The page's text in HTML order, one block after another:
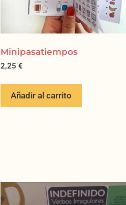
Minipasatiempos
2,25 €
Añadir al carrito